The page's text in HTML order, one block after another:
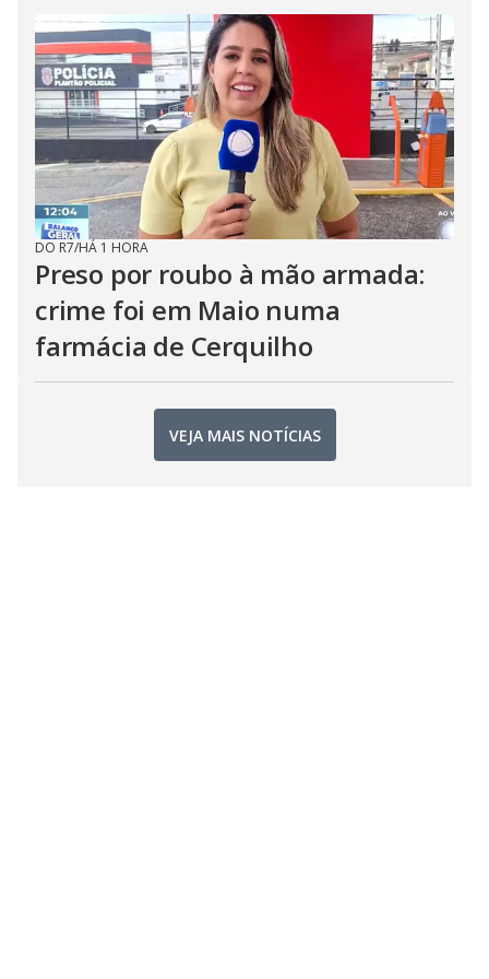
DO R7/HÁ 1 HORA
Preso por roubo à mão armada:
crime foi em Maio numa
farmácia de Cerquilho
VEJA MAIS NOTÍCIAS